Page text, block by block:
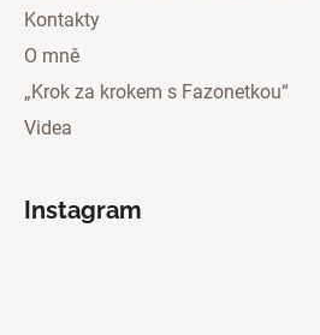
Kontakty
O mně
„Krok za krokem s Fazonetkou“
Videa
Instagram